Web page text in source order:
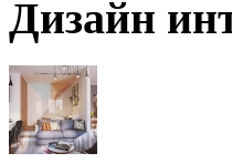
Дизайн